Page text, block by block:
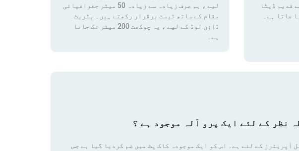
قدیم ڈیٹا
جاتا ہے۔
لیے ، ہم صرف زیادہ سے زیادہ 50 میٹر جغرافیائی
مقام کے ساتھ ٹیسٹ برقرار رکھتے ہیں۔ بٹریٹ
ڈاؤن لوڈ کے لیے ، یہ چوکھٹ 200 میٹر تک جاتا
ہے۔
نظر کے لئے ایک پرو آلہ موجود ہے ؟
آپریٹرز کے لئے ہے۔ اس کو ایک موجودہ کاک پٹ میں ضم کردیا گیا ہے جس